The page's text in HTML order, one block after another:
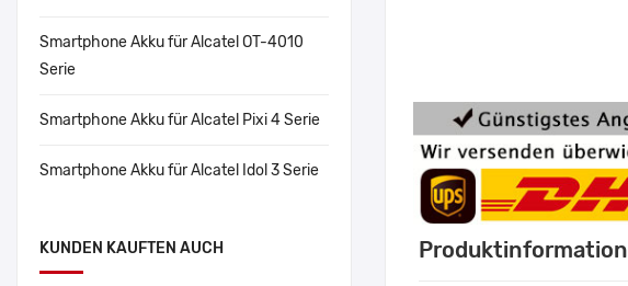
Smartphone Akku für Alcatel OT-4010
Serie
Smartphone Akku für Alcatel Pixi 4 Serie
Smartphone Akku für Alcatel Idol 3 Serie
KUNDEN KAUFTEN AUCH Produktinformation